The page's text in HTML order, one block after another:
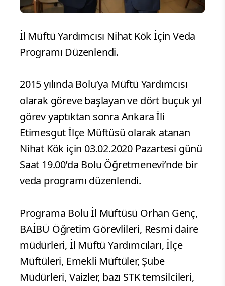
İl Müftü Yardımcısı Nihat Kök İçin Veda
Programı Düzenlendi.
2015 yılında Bolu’ya Müftü Yardımcısı
olarak göreve başlayan ve dört buçuk yıl
görev yaptıktan sonra Ankara İli
Etimesgut İlçe Müftüsü olarak atanan
Nihat Kök için 03.02.2020 Pazartesi günü
Saat 19.00’da Bolu Öğretmenevi’nde bir
veda programı düzenlendi.
Programa Bolu İl Müftüsü Orhan Genç,
BAİBÜ Öğretim Görevlileri, Resmi daire
müdürleri, İl Müftü Yardımcıları, İlçe
Müftüleri, Emekli Müftüler, Şube
Müdürleri, Vaizler, bazı STK temsilcileri,